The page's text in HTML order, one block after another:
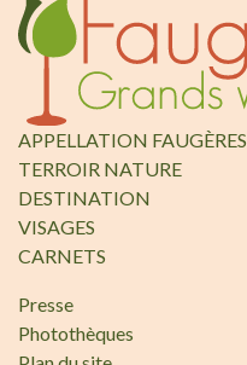
APPELLATION FAUGÈRES
TERROIR NATURE
DESTINATION
VISAGES
CARNETS
Presse
Photothèques